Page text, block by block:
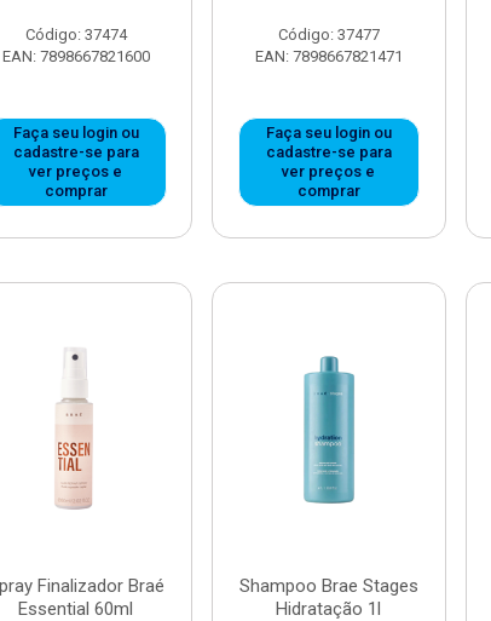
Código: 37474
EAN: 7898667821600
Faça seu login ou
cadastre-se para
ver preços e
comprar
Código: 37477
EAN: 7898667821471
Faça seu login ou
cadastre-se para
ver preços e
comprar
Finalizador Braé
Essential 60ml
Shampoo Brae Stages
Hidratação 1l